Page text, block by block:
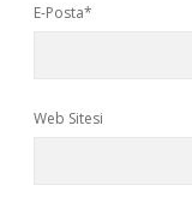
E-Posta*
Web Sitesi